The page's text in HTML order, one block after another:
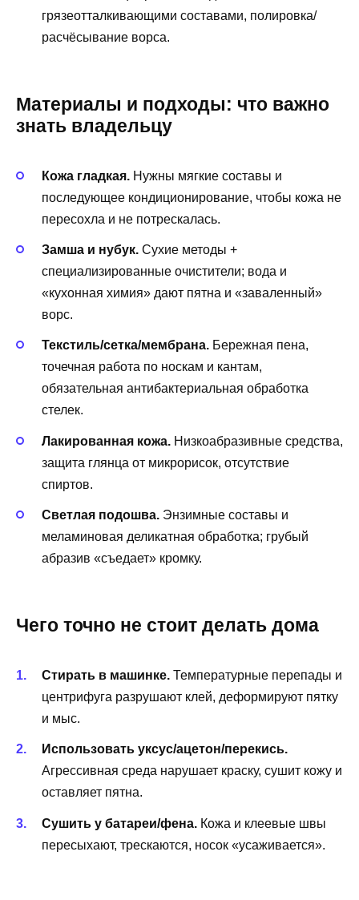
грязеотталкивающими составами, полировка/
расчёсывание ворса.
Материалы и подходы: что важно
знать владельцу
Кожа гладкая. Нужны мягкие составы и
последующее кондиционирование, чтобы кожа не
пересохла и не потрескалась.
Замша и нубук. Сухие методы +
специализированные очистители; вода и
«кухонная химия» дают пятна и «заваленный»
ворс.
Текстиль/сетка/мембрана. Бережная пена,
точечная работа по носкам и кантам,
обязательная антибактериальная обработка
стелек.
Лакированная кожа. Низкоабразивные средства,
защита глянца от микрорисок, отсутствие
спиртов.
Светлая подошва. Энзимные составы и
меламиновая деликатная обработка; грубый
абразив «съедает» кромку.
Чего точно не стоит делать дома
Стирать в машинке. Температурные перепады и
центрифуга разрушают клей, деформируют пятку
и мыс.
Использовать уксус/ацетон/перекись.
Агрессивная среда нарушает краску, сушит кожу и
оставляет пятна.
Сушить у батареи/фена. Кожа и клеевые швы
пересыхают, трескаются, носок «усаживается».